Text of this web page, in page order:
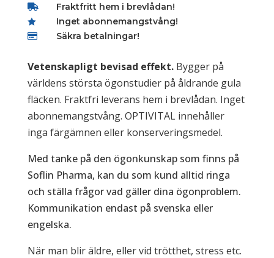
 Fraktfritt hem i brevlådan!
 Inget abonnemangstvång!
 Säkra betalningar!
Vetenskapligt bevisad effekt.Bygger på
världens största ögonstudier på åldrande gula
fläcken. Fraktfri leverans hem i brevlådan. Inget
abonnemangstvång. OPTIVITAL innehåller
inga färgämnen eller konserveringsmedel.
Med tanke på den ögonkunskap som finns på
Soflin Pharma, kan du som kund alltid ringa
och ställa frågor vad gäller dina ögonproblem.
Kommunikation endast på svenska eller
engelska.
När man blir äldre, eller vid trötthet, stress etc.